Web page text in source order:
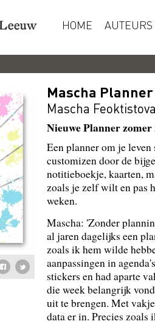
HOME AUTEURS
Mascha Planner
Mascha
Nieuwe Planner zomer
Een planner om je
customizen door de
notitieboekje, kaarten,
zoals je zelf wilt en pas
weken.
Mascha: 'Zonder
al jaren dagelijks een
zoals ik hem wilde
aanpassingen in
stickers en had aparte
die week belangrijk
uit te brengen. Met
data er in. Precies zoals